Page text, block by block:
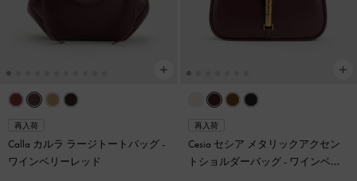
再入荷
Calla カルラ ラージトートバッグ-
ワインベリーレッド
再入荷
Cesia セシア メタリックアクセン
トショルダーバッグ- ワインベリ